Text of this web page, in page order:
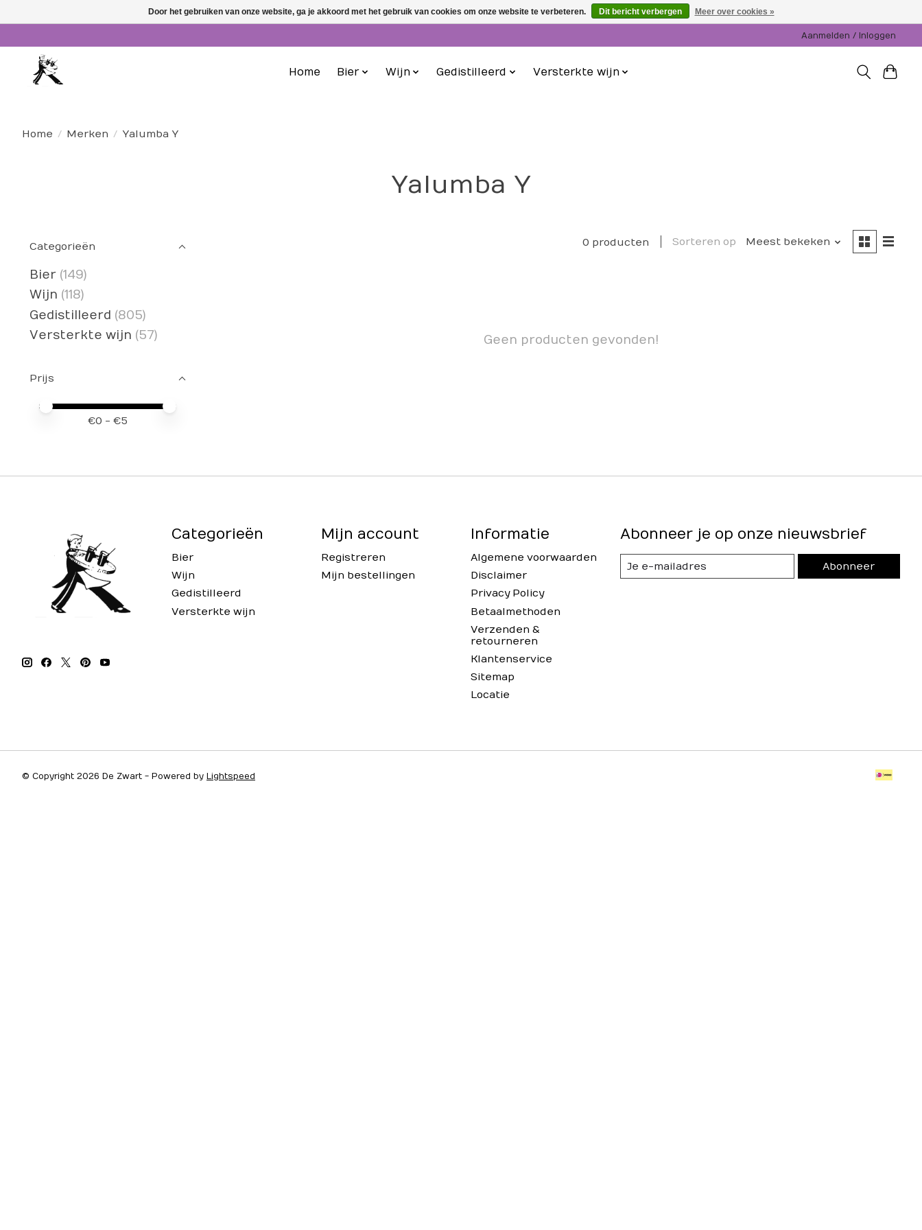
Aanmelden / Inloggen
Home Bier Wijn Gedistilleerd Versterkte wijn
Home / Merken / Yalumba Y
Yalumba Y
Categorieën
Bier (149)
Wijn (118)
Gedistilleerd (805)
Versterkte wijn (57)
Prijs
Minimale prijswaarde
Price maximum value
€0 - €5
0 producten Sorteren op Meest bekeken
Geen producten gevonden!
Categorieën
Bier
Wijn
Gedistilleerd
Versterkte wijn
Mijn account
Registreren
Mijn bestellingen
Informatie
Algemene voorwaarden
Disclaimer
Privacy Policy
Betaalmethoden
Verzenden &
retourneren
Klantenservice
Sitemap
Locatie
Abonneer je op onze nieuwsbrief
Abonneer
© Copyright 2026 De Zwart - Powered by Lightspeed
Door het gebruiken van onze website, ga je akkoord met het gebruik van cookies om onze website te verbeteren. Dit bericht verbergen Meer over cookies »